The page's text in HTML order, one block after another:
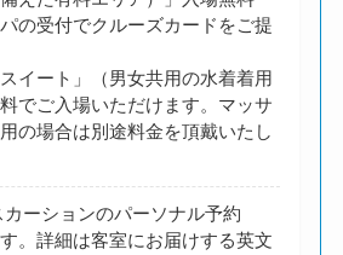
の受付でクルーズカードをご提
スイート」（男女共用の水着着用
でご入場いただけます。マッサ
の場合は別途料金を頂戴いたし
ーションのパーソナル予約
。詳細は客室にお届けする英文